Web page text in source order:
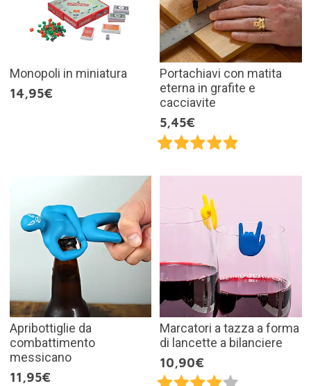
Monopoli in miniatura
14,95€
Portachiavi con matita
eterna in grafite e
cacciavite
5,45€
Apribottiglie da
combattimento
messicano
11,95€
Marcatori a tazza a forma
di lancette a bilanciere
10,90€